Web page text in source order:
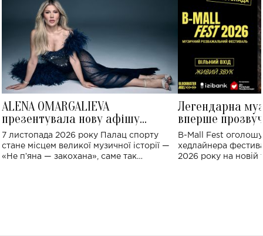
ALENA OMARGALIEVA
презентувала нову афішу
великого концерту в Палаці
спорту
7 листопада 2026 року Палац спорту
стане місцем великої музичної історії —
«Не пʼяна — закохана», саме так
Легендарна
вперше
Україні: де
B-Mall Fest
хедлайнера
2026 року на новій